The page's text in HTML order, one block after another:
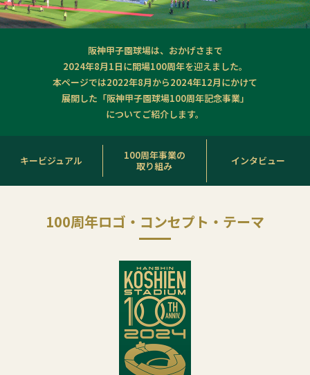
阪神甲子園球場は、おかげさまで
2024年8月1日に開場100周年を迎えました。
本ページでは2022年8月から2024年12月にかけて
展開した「阪神甲子園球場100周年記念事業」
についてご紹介します。
キービジュアル
100周年事業の
取り組み
インタビュー
100周年ロゴ・コンセプト・テーマ